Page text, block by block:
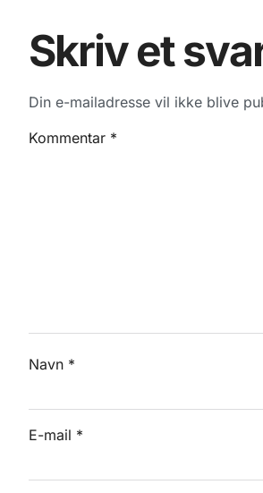
Skriv et
Din e-mailadresse vil ikke blive
Kommentar *
Navn *
E-mail *